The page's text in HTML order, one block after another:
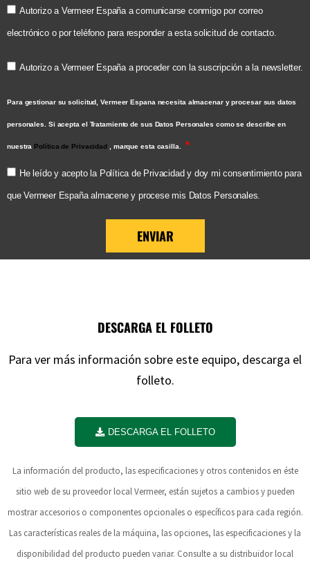
Autorizo a Vermeer España a comunicarse conmigo por correo
electrónico o por teléfono para responder a esta solicitud de contacto.
Autorizo a Vermeer España a proceder con la suscripción a la newsletter.
Para gestionar su solicitud, Vermeer Espana necesita almacenar y procesar sus datos
personales. Si acepta el Tratamiento de sus Datos Personales como se describe en
nuestra Política de Privacidad , marque esta casilla.
He leído y acepto la Política de Privacidad y doy mi consentimiento para
que Vermeer España almacene y procese mis Datos Personales.
ENVIAR
DESCARGA EL FOLLETO
Para ver más información sobre este equipo, descarga el
folleto.
DESCARGA EL FOLLETO
La información del producto, las especificaciones y otros contenidos en éste
sitio web de su proveedor local Vermeer, están sujetos a cambios y pueden
mostrar accesorios o componentes opcionales o específicos para cada región.
Las características reales de la máquina, las opciones, las especificaciones y la
disponibilidad del producto pueden variar. Consulte a su distribuidor local